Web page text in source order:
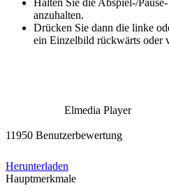
Halten Sie die Abspiel-/
anzuhalten.
Drücken Sie dann die linke
ein Einzelbild rückwärts oder
Elmedia Player
11950 Benutzerbewertung
Herunterladen
Hauptmerkmale